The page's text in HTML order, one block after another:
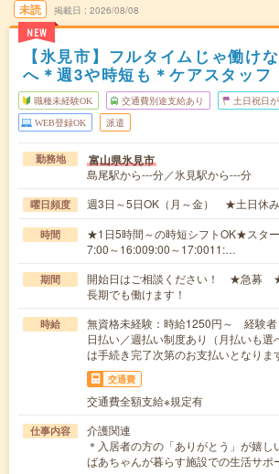
未読
NEW
掲載日 2026/08/08
【氷見市】フルタイムじゃ働け
へ＊週3や時短も＊ケアスタッフ
職種未経験OK 交通費別途支給あり 土日祝日
WEB登録OK 派遣
勤務地 富山県氷見市
島尾駅から---分／氷見駅から---分
曜日頻度 週3日～5日OK（月～金） ★土日休
時間
★1日5時間～の時短シフトOK★スター
7:00～16:009:00～17:0011:…
期間
開始日はご相談ください！ ★急募 ★
長期でも働けます！
時給
無資格未経験：時給1250円～ 経験
日払い／週払い制度あり（月払いも
は手続き完了次第のお支払いとなりま
交通費
交通費全額支給※規定有
仕事内容
介護関連
＊入居者の方の「ありがとう」が嬉し
ばあちゃんが暮らす施設での生活サ